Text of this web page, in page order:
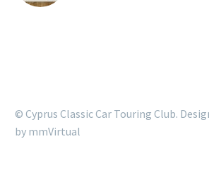
© Cyprus Classic Car Touring Club.
by mmVirtual